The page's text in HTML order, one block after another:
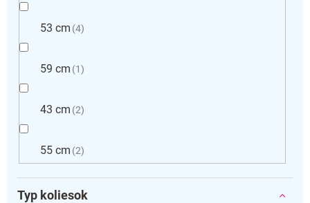
53 cm 4
59 cm 1
43 cm 2
55 cm 2
Typ koliesok